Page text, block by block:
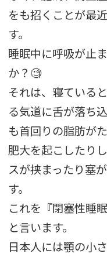
をも招くことが最
す。
睡眠中に呼吸が止
か？🧐
それは、寝ている
る気道に舌が落ち
も首回りの脂肪が
肥大を起こしたり
スが挟まったり塞
す。
これを『閉塞性睡
と言います。
日本人には顎の小